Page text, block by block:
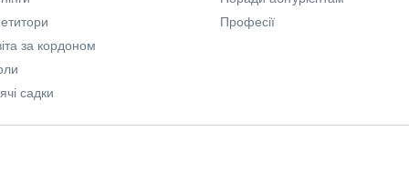
за кордоном
садки
Професії